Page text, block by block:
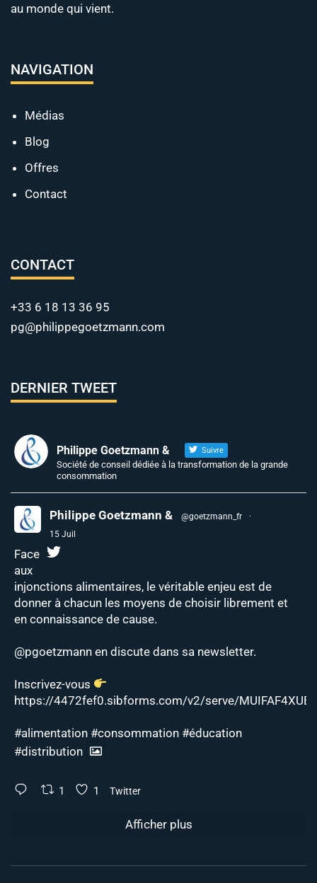
au monde qui vient.
NAVIGATION
Médias
Blog
Offres
Contact
CONTACT
+33 6 18 13 36 95
pg@philippegoetzmann.com
DERNIER TWEET
Philippe Goetzmann & Suivre
Société de conseil dédiée à la transformation de la grande
consommation
Philippe Goetzmann & @goetzmann_fr
·
15 Juil
Face
aux
injonctions alimentaires, le véritable enjeu est de
donner à chacun les moyens de choisir librement et
en connaissance de cause.
@pgoetzmann en discute dans sa newsletter.
Inscrivez-vous
https://4472fef0.sibforms.com/v2/serve/
#alimentation #consommation #éducation
#distribution
1 1 Twitter
Afficher plus